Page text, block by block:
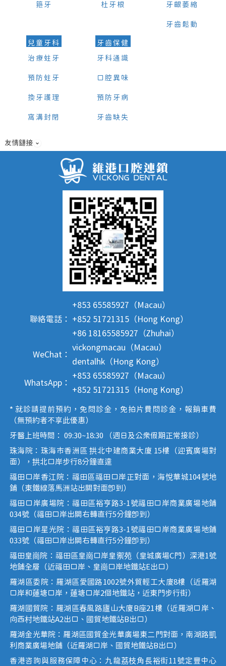
箍牙 杜牙根 牙齦萎縮
牙齒鬆動
兒童牙科
治療蛀牙
預防蛀牙
換牙護理
窩溝封閉
牙齒保健
牙科通識
口腔異味
預防牙病
牙齒缺失
友情鏈接
聯絡電話：
+853 65585927（Macau）
+852 51721315（Hong Kong）
+86 18165585927（Zhuhai）
WeChat：
vickongmacau（Macau）
dentalhk（Hong Kong）
WhatsApp：
+853 65585927（Macau）
+852 51721315（Hong Kong）
* 就診請提前預約，免問診金，免拍片費問診金，報銷車費
（無預約者不享此優惠）
牙醫上班時間： 09:30~18:30 （週日及公眾假期正常接診）
珠海院：珠海市香洲區 拱北中建商業大廈 15樓（迎賓廣場對
面），拱北口岸步行8分鐘直達
福田口岸香江院：福田區福田口岸正對面，海悅華城104號地
鋪（東鐵線落馬洲站出關對面即到）
福田口岸廣場院：福田區裕亨路3-1號福田口岸商業廣場地鋪
034號（福田口岸出關右轉直行5分鐘即到）
福田口岸星光院：福田區裕亨路3-1號福田口岸商業廣場地鋪
033號（福田口岸出關右轉直行5分鐘即到）
福田皇崗院：福田區皇崗口岸皇禦苑（皇城廣場C門）深港1號
地鋪全層（近福田口岸、皇崗口岸地鐵站E出口）
羅湖區委院：羅湖區愛國路1002號外貿輕工大廈8樓（近羅湖
口岸和蓮塘口岸，蓮塘口岸2個地鐵站，近東門步行街）
羅湖國貿院：羅湖區春風路廬山大廈B座21樓（近羅湖口岸、
向西村地鐵站A2出口、國貿地鐵站B出口）
羅湖金光華院：羅湖區國貿金光華廣場東二門對面，南湖路凱
利商業廣場地鋪（近羅湖口岸、國貿地鐵站B出口）
香港咨詢與服務保障中心：九龍荔枝角長裕街11號定豐中心